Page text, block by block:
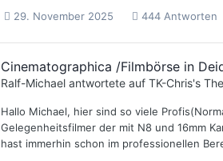
29. November 2025 444 Antworten
Cinematographica /Filmbörse in
Ralf-Michael antwortete auf TK-Chris's
Hallo Michael, hier sind so viele
Gelegenheitsfilmer der mit N8 und 16mm
hast immerhin schon im professionellen